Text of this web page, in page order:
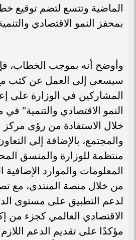
الماضية وتتسع لتضم توقيع
بمحفز النمو الاقتصادي
وأوضح أنه بموجب الخطاب،
سيسعى إلى العمل عن كثب
المشاركين في الوزارة على
النمو الاقتصادي والتنمية"
خلال الاستفادة من رؤى مركز
والمجتمع، بالإضافة إلى
منتظمة للوزارة والمنسق
المعلومات والموارد الإضافية
من خلال منصة المنتدى، مع
لدعم التطبيق على مستوى
الاقتصادي العالمي كجزء من
مؤكدًا على تقديم الدعم